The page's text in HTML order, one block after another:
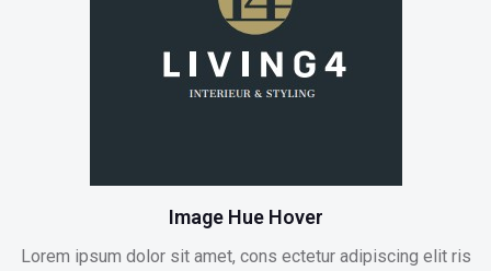
Image Hue Hover
Lorem ipsum dolor sit amet, cons ectetur adipiscing elit ris